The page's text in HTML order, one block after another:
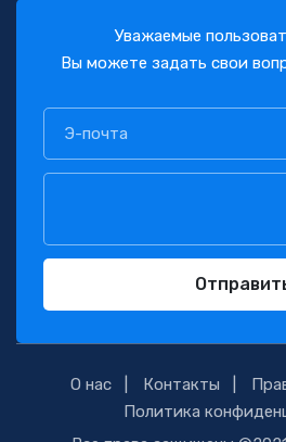
Уважаемые
Вы можете задать свои
О нас Контакты
Политика